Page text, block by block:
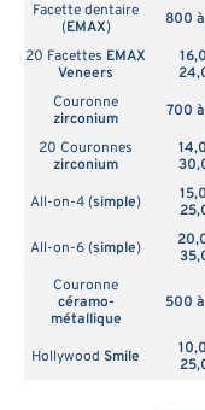
Facette dentaire
(EMAX) 800
20 Facettes EMAX
Veneers
Couronne
zirconium
700
20 Couronnes
zirconium
All-on-4 (simple)
All-on-6 (simple)
Couronne
céramo-
métallique
500
Hollywood Smile